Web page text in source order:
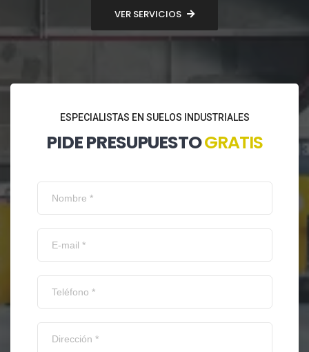
VER SERVICIOS
ESPECIALISTAS EN SUELOS INDUSTRIALES
PIDE PRESUPUESTOGRATIS